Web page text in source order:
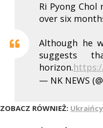
Ri Pyong
over six
Although he
suggests
horizon.
— NK NEWS
ZOBACZ RÓWNIEŻ: